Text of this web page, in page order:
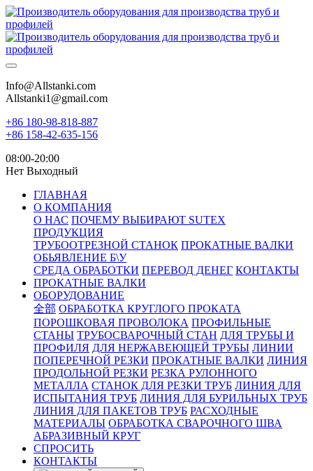
Info@Allstanki.com
Allstanki1@gmail.com
+86 180-98-818-887
+86 158-42-635-156
08:00-20:00
Нет Выходный
ГЛАВНАЯ
О КОМПАНИЯ
О НАС ПОЧЕМУ ВЫБИРАЮТ SUTEX
ПРОДУКЦИЯ
ТРУБООТРЕЗНОЙ СТАНОК ПРОКАТНЫЕ ВАЛКИ
ОБЬЯВЛЕНИЕ Б\У
СРЕДА ОБРАБОТКИ ПЕРЕВОД ДЕНЕГ КОНТАКТЫ
ПРОКАТНЫЕ ВАЛКИ
ОБОРУДОВАНИЕ
全部 ОБРАБОТКА КРУГЛОГО ПРОКАТА
ПОРОШКОВАЯ ПРОВОЛОКА ПРОФИЛЬНЫЕ
СТАНЫ ТРУБОСВАРОЧНЫЙ СТАН ДЛЯ ТРУБЫ И
ПРОФИЛЯ ДЛЯ НЕРЖАВЕЮЩЕЙ ТРУБЫ ЛИНИИ
ПОПЕРЕЧНОЙ РЕЗКИ ПРОКАТНЫЕ ВАЛКИ ЛИНИЯ
ПРОДОЛЬНОЙ РЕЗКИ РЕЗКА РУЛОННОГО
МЕТАЛЛА СТАНОК ДЛЯ РЕЗКИ ТРУБ ЛИНИЯ ДЛЯ
ИСПЫТАНИЯ ТРУБ ЛИНИЯ ДЛЯ БУРИЛЬНЫХ ТРУБ
ЛИНИЯ ДЛЯ ПАКЕТОВ ТРУБ РАСХОДНЫЕ
МАТЕРИАЛЫ OБРАБОТКА СВАРОЧНОГО ШВА
АБРАЗИВНЫЙ КРУГ
СПРОСИТЬ
КОНТАКТЫ